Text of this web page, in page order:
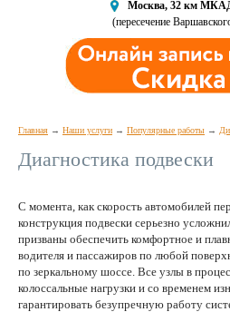
Москва, 32 км
(пересечение
Главная Наши услуги Популярные работы
Диагностика подвески
С момента, как скорость автомобилей
конструкция подвески серьезно
призваны обеспечить комфортное и
водителя и пассажиров по любой
по зеркальному шоссе. Все узлы в
колоссальные нагрузки и со временем
гарантировать безупречную работу